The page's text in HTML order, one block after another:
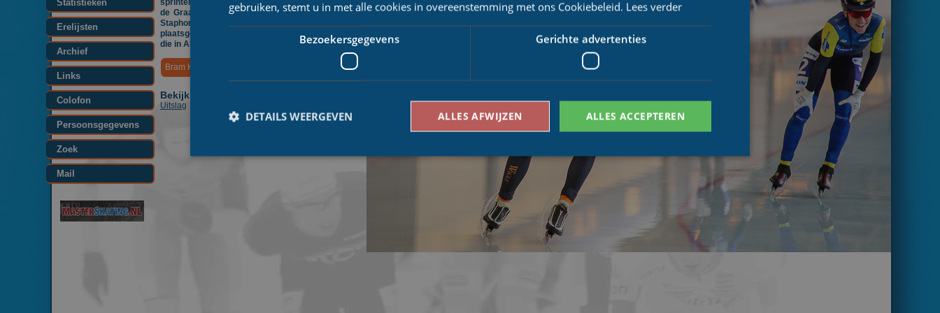
Statistieken
Erelijsten
Archief
Links
Colofon
Persoonsgegevens
Zoek
Mail
sprinten om de zege. Joël Haasjes (Arbeidsrecht
de Graaf) eindigde als vijfde en daardoor nam de
Staphorster het oranje leiderspak over van
plaatsgenoot Kevin van der Horst (Royal A-ware)
die in Alkmaar de slag miste.
Bram Kras
Bekijk ook:
Uitslag
gebruiken, stemt u in met alle cookies in overeenstemming met ons Cookiebeleid. Lees verder
Bezoekersgegevens Gerichte advertenties
ALLES ACCEPTEREN
ALLES AFWIJZEN
DETAILS WEERGEVEN
Gerichte advertenties
Prestatiecookies worden gebruikt om te zien hoe bezoekers de website gebruiken, bijv. analytische cookies. Deze cookies kunnen
niet worden gebruikt om een bepaalde bezoeker direct te identificeren.
Omschrijving